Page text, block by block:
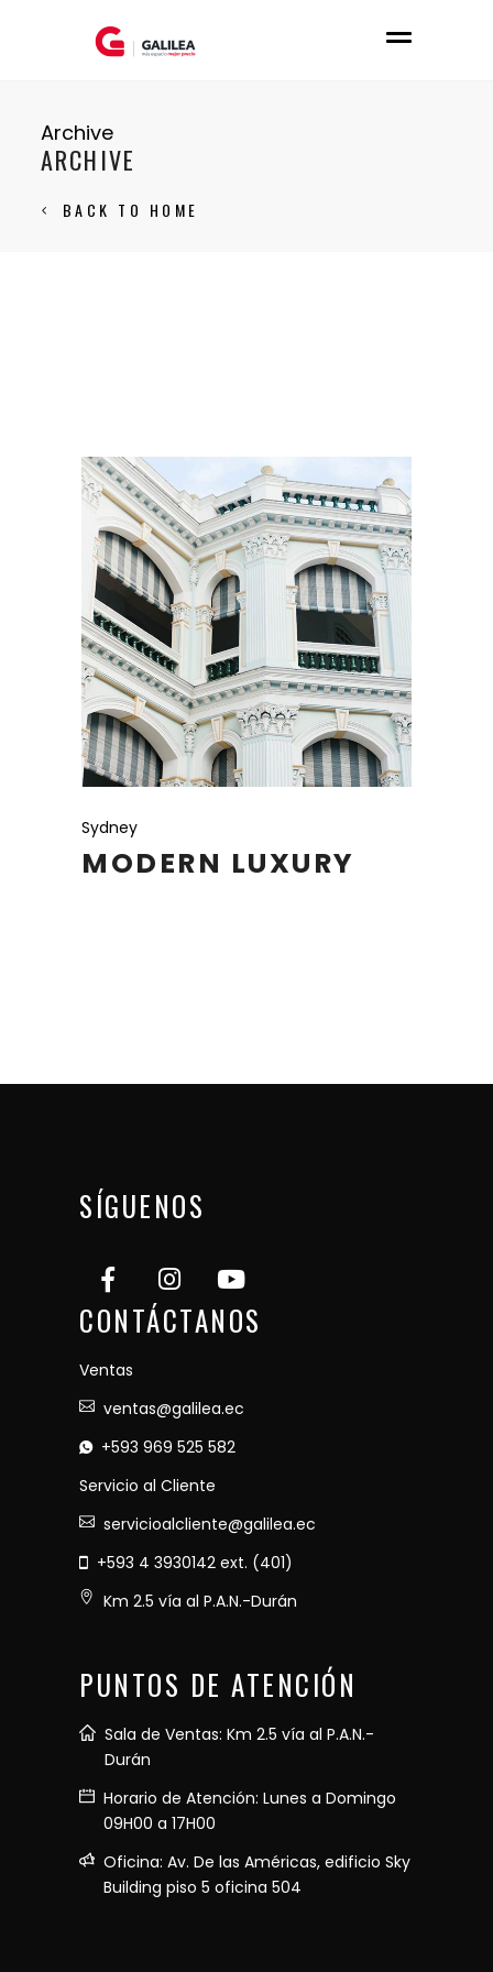
Archive
ARCHIVE
BACK TO HOME
Sydney
MODERN LUXURY
SÍGUENOS
CONTÁCTANOS
Ventas
ventas@galilea.ec
+593 969 525 582
Servicio al Cliente
servicioalcliente@galilea.ec
+593 4 3930142 ext. (401)
Km 2.5 vía al P.A.N.-Durán
PUNTOS DE ATENCIÓN
Sala de Ventas: Km 2.5 vía al P.A.N.-
Durán
Horario de Atención: Lunes a Domingo
09H00 a 17H00
Oficina: Av. De las Américas, edificio Sky
Building piso 5 oficina 504